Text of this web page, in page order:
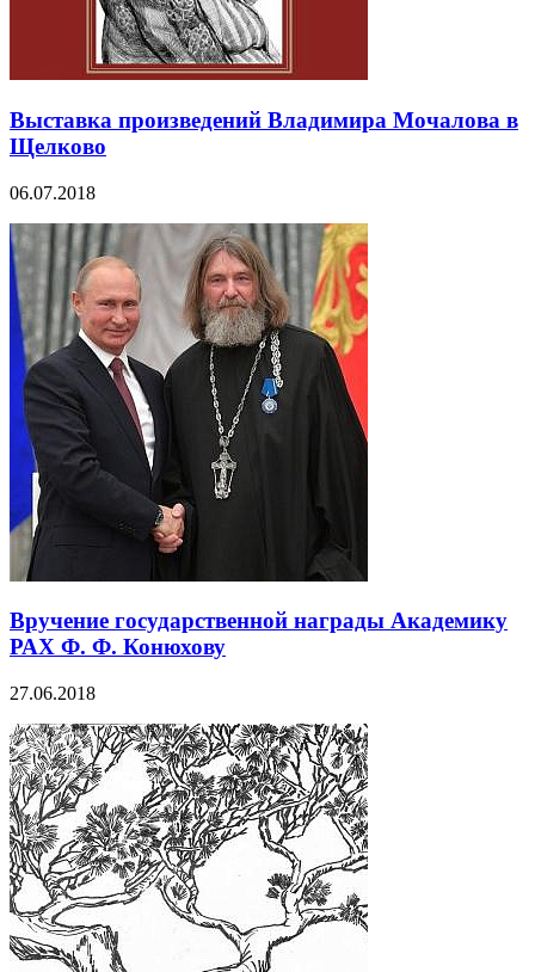
Выставка произведений Владимира Мочалова в
Щелково
06.07.2018
Вручение государственной награды Академику
РАХ Ф. Ф. Конюхову
27.06.2018